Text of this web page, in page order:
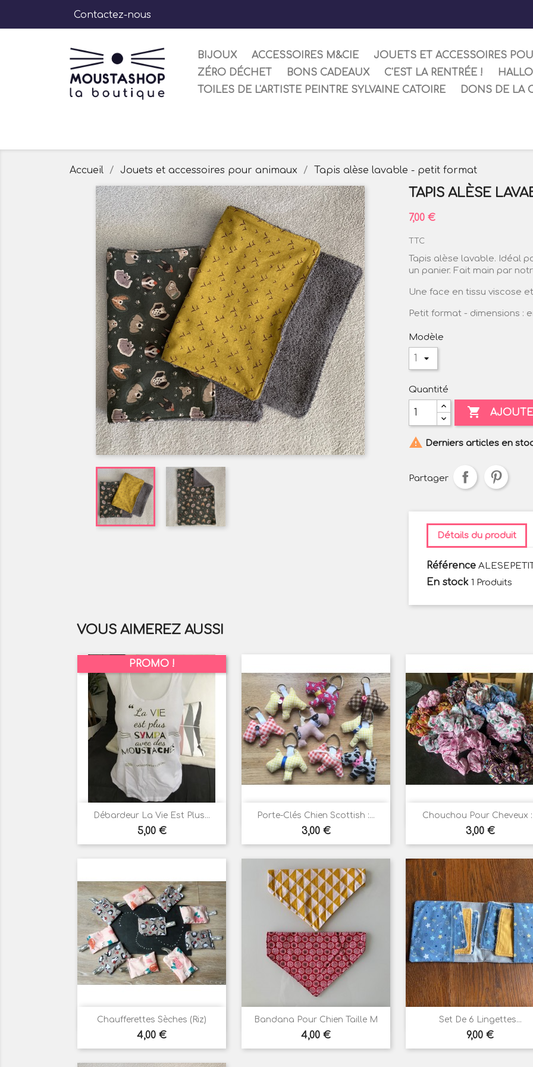
Contactez-nous
BIJOUX ACCESSOIRES M&CIE
JOUETS ET ACCESSOIRES
ZÉRO DÉCHET
BONS CADEAUX C'EST LA RENTRÉE !
TOILES DE L'ARTISTE PEINTRE SYLVAINE CATOIRE
DONS DE LA
Accueil Jouets et accessoires pour animaux Tapis alèse lavable - petit format
TAPIS ALÈSE
7,00 €
TTC
Tapis alèse lavable. Idéal
un panier. Fait main par
Une face en tissu viscose
Petit format - dimensions :
Modèle
Quantité

 Derniers articles en
Partager
Détails du produit
Référence
En stock 1 Produits
VOUS AIMEREZ AUSSI
Débardeur La Vie Est Plus...
Prix
5,00 €
PROMO !
Aperçu rapide Porte-Clés Chien Scottish :...
Prix
3,00 €
Aperçu rapide Chouchou Pour Cheveux
Prix
3,00 €
Aperçu rapide
Chaufferettes Sèches (riz)
Prix
4,00 €
Aperçu rapide Bandana Pour Chien Taille M
Prix
4,00 €
Aperçu rapide Set De 6 Lingettes...
Prix
9,00 €
Aperçu rapide